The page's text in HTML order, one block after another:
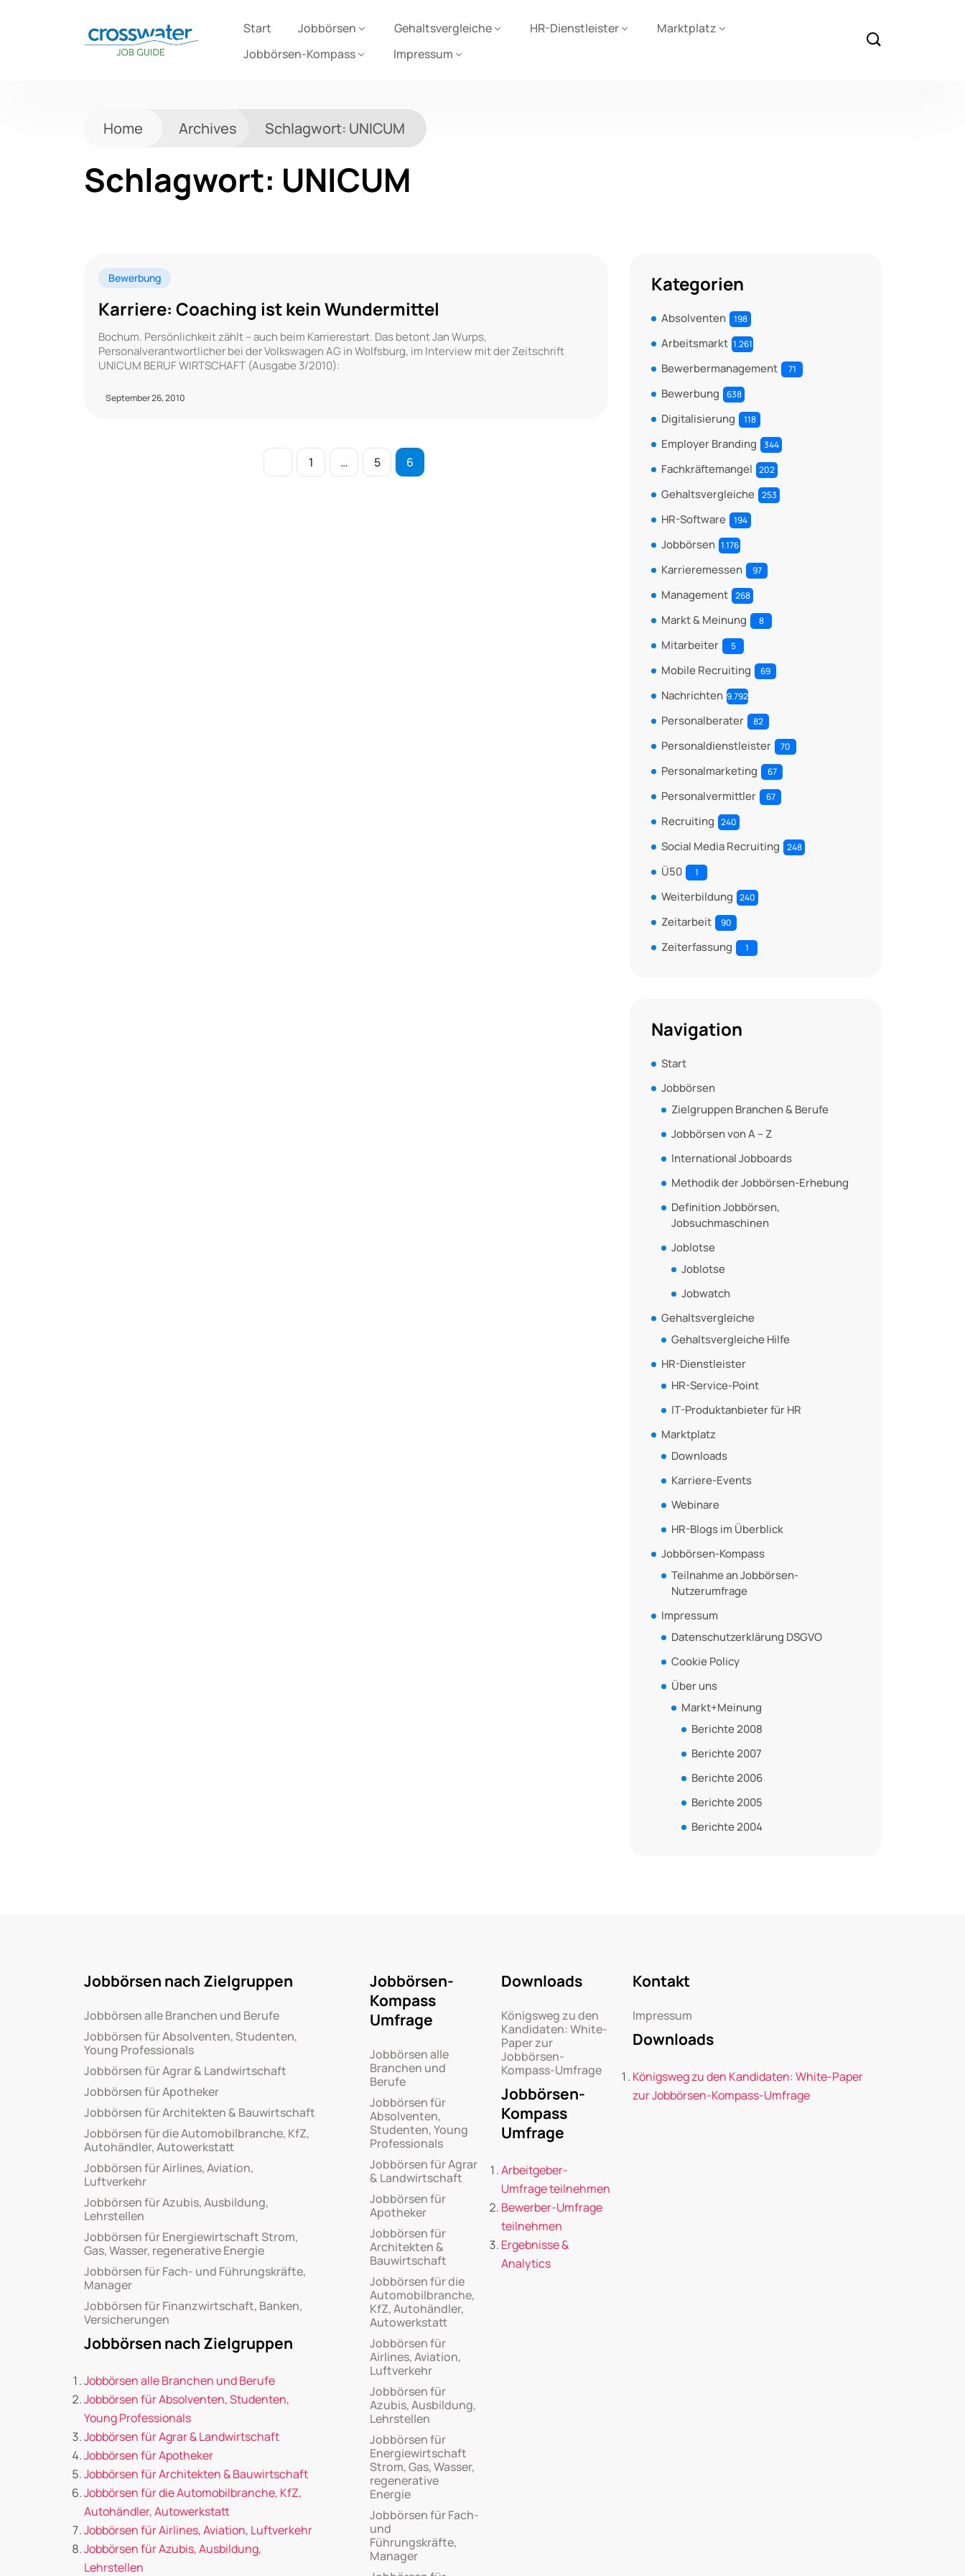
Start Jobbörsen Gehaltsvergleiche HR-Dienstleister
Marktplatz
Jobbörsen-Kompass
Impressum
Home Archives Schlagwort: UNICUM
Schlagwort: UNICUM
Bewerbung
Karriere: Coaching ist kein Wundermittel
Bochum. Persönlichkeit zählt – auch beim Karrierestart. Das betont Jan Wurps,
Personalverantwortlicher bei der Volkswagen AG in Wolfsburg, im Interview mit der Zeitschrift
UNICUM BERUF WIRTSCHAFT (Ausgabe 3/2010):
September 26, 2010
1 … 5 6
Kategorien
Absolventen 198
Arbeitsmarkt 1.261
Bewerbermanagement 71
Bewerbung 638
Digitalisierung 118
Employer Branding 344
Fachkräftemangel 202
Gehaltsvergleiche 253
HR-Software 194
Jobbörsen 1.176
Karrieremessen 97
Management 268
Markt & Meinung 8
Mitarbeiter 5
Mobile Recruiting 69
Nachrichten 9.792
Personalberater 82
Personaldienstleister 70
Personalmarketing 67
Personalvermittler 67
Recruiting 240
Social Media Recruiting 248
Ü50 1
Weiterbildung 240
Zeitarbeit 90
Zeiterfassung 1
Navigation
Start
Jobbörsen
Zielgruppen Branchen & Berufe
Jobbörsen von A – Z
International Jobboards
Methodik der Jobbörsen-Erhebung
Definition Jobbörsen,
Jobsuchmaschinen
Joblotse
Joblotse
Jobwatch
Gehaltsvergleiche
Gehaltsvergleiche Hilfe
HR-Dienstleister
HR-Service-Point
IT-Produktanbieter für HR
Marktplatz
Downloads
Karriere-Events
Webinare
HR-Blogs im Überblick
Jobbörsen-Kompass
Teilnahme an Jobbörsen-
Nutzerumfrage
Impressum
Datenschutzerklärung DSGVO
Cookie Policy
Über uns
Markt+Meinung
Berichte 2008
Berichte 2007
Berichte 2006
Berichte 2005
Berichte 2004
Jobbörsen nach Zielgruppen
Jobbörsen alle Branchen und Berufe
Jobbörsen für Absolventen, Studenten,
Young Professionals
Jobbörsen für Agrar & Landwirtschaft
Jobbörsen für Apotheker
Jobbörsen für Architekten & Bauwirtschaft
Jobbörsen für die Automobilbranche, KfZ,
Autohändler, Autowerkstatt
Jobbörsen für Airlines, Aviation,
Luftverkehr
Jobbörsen für Azubis, Ausbildung,
Lehrstellen
Jobbörsen für Energiewirtschaft Strom,
Gas, Wasser, regenerative Energie
Jobbörsen für Fach- und Führungskräfte,
Manager
Jobbörsen für Finanzwirtschaft, Banken,
Versicherungen
Jobbörsen nach Zielgruppen
Jobbörsen alle Branchen und Berufe
Jobbörsen für Absolventen, Studenten,
Young Professionals
Jobbörsen für Agrar & Landwirtschaft
Jobbörsen für Apotheker
Jobbörsen für Architekten & Bauwirtschaft
Jobbörsen für die Automobilbranche, KfZ,
Autohändler, Autowerkstatt
Jobbörsen für Airlines, Aviation, Luftverkehr
Jobbörsen für Azubis, Ausbildung,
Lehrstellen
Jobbörsen-
Kompass
Umfrage
Jobbörsen alle
Branchen und
Berufe
Jobbörsen für
Absolventen,
Studenten, Young
Professionals
Jobbörsen für Agrar
& Landwirtschaft
Jobbörsen für
Apotheker
Jobbörsen für
Architekten &
Bauwirtschaft
Jobbörsen für die
Automobilbranche,
KfZ, Autohändler,
Autowerkstatt
Jobbörsen für
Airlines, Aviation,
Luftverkehr
Jobbörsen für
Azubis, Ausbildung,
Lehrstellen
Jobbörsen für
Energiewirtschaft
Strom, Gas, Wasser,
regenerative
Energie
Jobbörsen für Fach-
und
Führungskräfte,
Manager
Downloads
Königsweg zu den
Kandidaten: White-
Paper zur
Jobbörsen-
Kompass-Umfrage
Jobbörsen-
Kompass
Umfrage
Arbeitgeber-
Umfrage teilnehmen
Bewerber-Umfrage
teilnehmen
Ergebnisse &
Analytics
Kontakt
Impressum
Downloads
Königsweg zu den Kandidaten: White-Paper
zur Jobbörsen-Kompass-Umfrage